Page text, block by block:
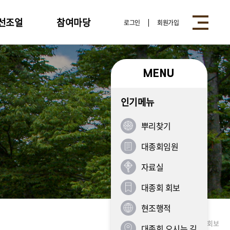
조얼 참여마당 로그인 회원가입
수기
기
신
참여마당
공지사항
포토갤러리
질의응답
뿌리찾기
자유게시판
MENU
인기메뉴
뿌리찾기
대종회임원
자료실
대종회 회보
현조행적
대종회 소개 > 대종회 회보